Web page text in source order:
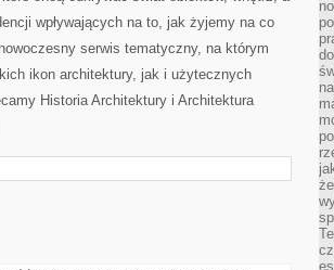
wpływających na to, jak żyjemy na co
serwis tematyczny, na którym
ikon architektury, jak i użytecznych
Historia Architektury i Architektura